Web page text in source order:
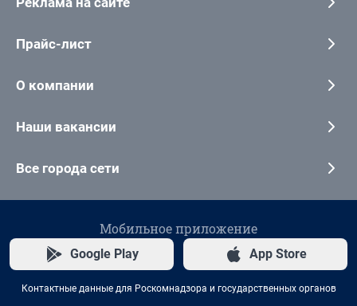
Прайс-лист
О компании
Наши вакансии
Все города сети
Мобильное приложение
Google Play App Store
Контактные данные для Роскомнадзора и государственных органов